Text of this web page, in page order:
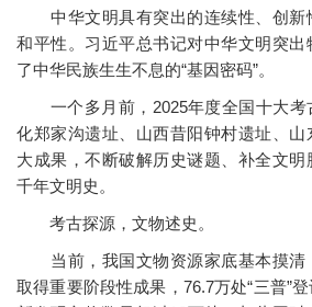
中华文明具有突出的连续性、创新
和平性。习近平总书记对中华文明突
了中华民族生生不息的“基因密码”。
一个多月前，2025年度全国十大考
化郑家沟遗址、山西昔阳钟村遗址、
大成果，不断破解历史谜题、补全文
千年文明史。
考古探源，文物述史。
当前，我国文物资源家底基本摸清
取得重要阶段性成果，76.7万处“三普”